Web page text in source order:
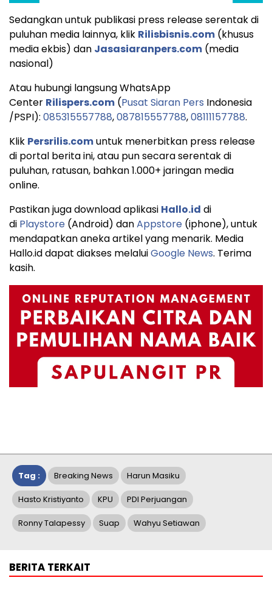
Sedangkan untuk publikasi press release serentak di
puluhan media lainnya, klik Rilisbisnis.com (khusus
media ekbis) dan Jasasiaranpers.com (media
nasional)
Atau hubungi langsung WhatsApp
Center Rilispers.com (Pusat Siaran Pers Indonesia
/PSPI): 085315557788,087815557788,08111157788.
Klik Persrilis.comuntuk menerbitkan press release
di portal berita ini, atau pun secara serentak di
puluhan, ratusan, bahkan 1.000+ jaringan media
online.
Pastikan juga download aplikasi Hallo.id di
di Playstore (Android) danAppstore (iphone), untuk
mendapatkan aneka artikel yang menarik. Media
Hallo.id dapat diakses melaluiGoogle News. Terima
kasih.
Tag : Breaking News Harun Masiku
Hasto Kristiyanto KPU PDI Perjuangan
Ronny Talapessy Suap Wahyu Setiawan
BERITA TERKAIT